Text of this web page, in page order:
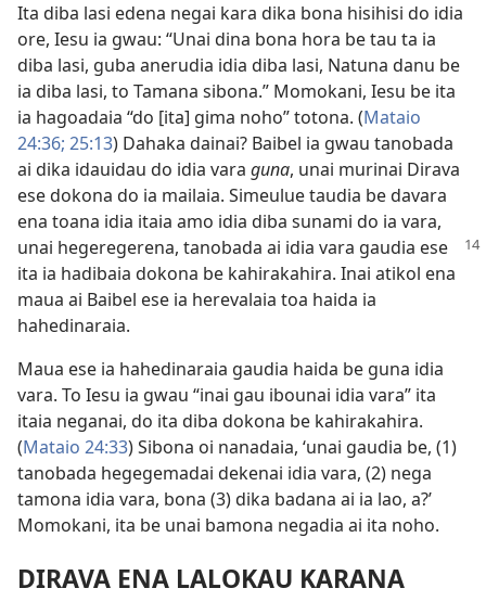
Ita diba lasi edena negai kara dika bona hisihisi do idia
ore, Iesu ia gwau: “Unai dina bona hora be tau ta ia
diba lasi, guba anerudia idia diba lasi, Natuna danu be
ia diba lasi, to Tamana sibona.” Momokani, Iesu be ita
ia hagoadaia “do [ita] gima noho” totona. (Mataio
24:36; 25:13) Dahaka dainai? Baibel ia gwau tanobada
ai dika idauidau do idia vara guna, unai murinai Dirava
ese dokona do ia mailaia. Simeulue taudia be davara
ena toana idia itaia amo idia diba sunami do ia vara,
unai hegeregerena, tanobada ai idia vara gaudia ese
ita ia hadibaia dokona be kahirakahira. Inai atikol ena
maua ai Baibel ese ia herevalaia toa haida ia
hahedinaraia.
Maua ese ia hahedinaraia gaudia haida be guna idia
vara. To Iesu ia gwau “inai gau ibounai idia vara” ita
itaia neganai, do ita diba dokona be kahirakahira.
(Mataio 24:33) Sibona oi nanadaia, ‘unai gaudia be, (1)
tanobada hegegemadai dekenai idia vara, (2) nega
tamona idia vara, bona (3) dika badana ai ia lao, a?’
Momokani, ita be unai bamona negadia ai ita noho.
DIRAVA ENA LALOKAU KARANA